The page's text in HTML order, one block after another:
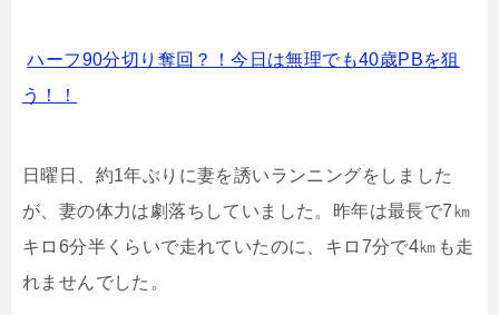
ハーフ90分切り奪回？！今日は無理でも40歳PBを狙
う！！
日曜日、約1年ぶりに妻を誘いランニングをしました
が、妻の体力は劇落ちしていました。昨年は最長で7㎞
キロ 6分半くらいで走れていたのに、キロ 7分で4㎞も走
れませんでした。